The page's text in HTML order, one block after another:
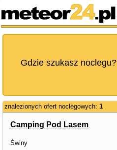
Gdzie szukasz noclegu?
znalezionych ofert noclegowych: 1
Camping Pod Lasem
Świny